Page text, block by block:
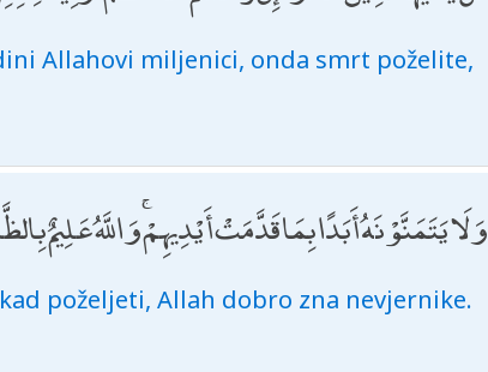
Allahovi miljenici, onda smrt poželite,
وَلَا يَتَمَنَّوْنَهُ أَبَدًا بِمَا قَدَّمَتْ أَيْدِيهِمْ ۚ وَاللَّهُ عَلِيمٌ
poželjeti, Allah dobro zna nevjernike.